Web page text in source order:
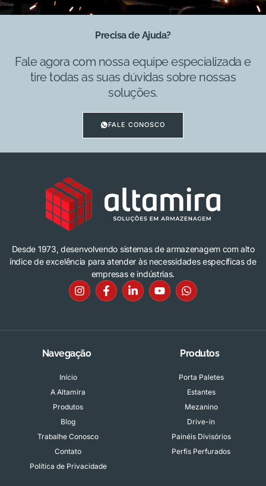
Precisa de Ajuda?
Fale agora com nossa equipe especializada e
tire todas as suas dúvidas sobre nossas
soluções.
FALE CONOSCO
Desde 1973, desenvolvendo sistemas de armazenagem com alto
índice de excelência para atender às necessidades específicas de
empresas e indústrias.
Navegação
Início
A Altamira
Produtos
Blog
Trabalhe Conosco
Contato
Política de Privacidade
Produtos
Porta Paletes
Estantes
Mezanino
Drive-in
Painéis Divisórios
Perfis Perfurados